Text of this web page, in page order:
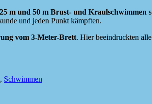
25 m und 50 m Brust- und Kraulschwimmen
und jeden Punkt kämpften.
vom 3-Meter-Brett. Hier beeindruckten
, Schwimmen